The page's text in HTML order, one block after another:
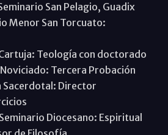
San Pelagio, Guadix
Menor San Torcuato:
Teología con doctorado
Tercera Probación
Sacerdotal: Director
Diocesano: Espiritual